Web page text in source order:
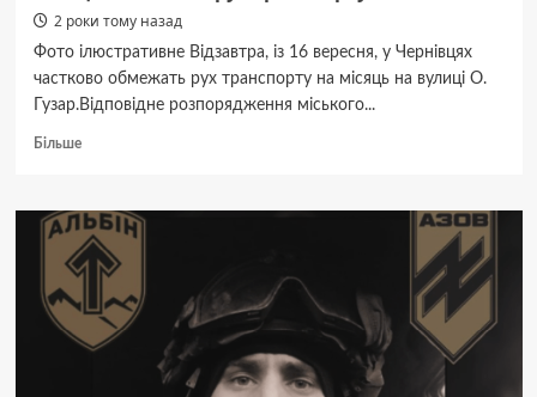
2 роки тому назад
Фото ілюстративне Відзавтра, із 16 вересня, у Чернівцях
частково обмежать рух транспорту на місяць на вулиці О.
Гузар.Відповідне розпорядження міського...
БільшеДокладніше
у
Чернівцях
на
одній
із
вулиць
на